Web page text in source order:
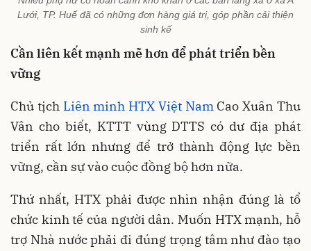
Lưới, TP. Huế đã có những đơn hàng giá trị, góp phần cải thiện
sinh kế
Cần liên kết mạnh mẽ hơn để phát triển bền
vững
Chủ tịch Liên minh HTX Việt NamCao Xuân Thu
Vân cho biết, KTTT vùng DTTS có dư địa phát
triển rất lớn nhưng để trở thành động lực bền
vững, cần sự vào cuộc đồng bộ hơn nữa.
Thứ nhất, HTX phải được nhìn nhận đúng là tổ
chức kinh tế của người dân. Muốn HTX mạnh, hỗ
trợ Nhà nước phải đi đúng trọng tâm như đào tạo